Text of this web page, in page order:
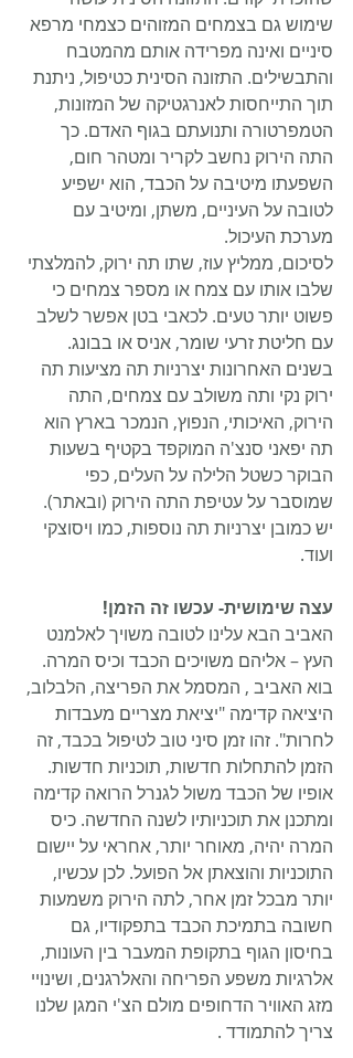
שימוש גם בצמחים המזוהים כצמחי מרפא
סיניים ואינה מפרידה אותם מהמטבח
והתבשילים. התזונה הסינית כטיפול, ניתנת
תוך התייחסות לאנרגטיקה של המזונות,
הטמפרטורה ותנועתם בגוף האדם. כך
התה הירוק נחשב לקריר ומטהר חום,
השפעתו מיטיבה על הכבד, הוא ישפיע
לטובה על העיניים, משתן, ומיטיב עם
מערכת העיכול.
לסיכום, ממליץ עוז, שתו תה ירוק, להמלצתי
שלבו אותו עם צמח או מספר צמחים כי
פשוט יותר טעים. לכאבי בטן אפשר לשלב
עם חליטת זרעי שומר, אניס או בבונג.
בשנים האחרונות יצרניות תה מציעות תה
ירוק נקי ותה משולב עם צמחים, התה
הירוק, האיכותי, הנפוץ, הנמכר בארץ הוא
תה יפאני סנצ'ה המוקפד בקטיף בשעות
הבוקר כשטל הלילה על העלים, כפי
שמוסבר על עטיפת התה הירוק (ובאתר).
יש כמובן יצרניות תה נוספות, כמו ויסוצקי
ועוד.
עצה שימושית- עכשו זה הזמן!
האביב הבא עלינו לטובה משויך לאלמנט
העץ – אליהם משויכים הכבד וכיס המרה.
בוא האביב , המסמל את הפריצה, הלבלוב,
היציאה קדימה "יציאת מצריים מעבדות
לחרות". זהו זמן סיני טוב לטיפול בכבד, זה
הזמן להתחלות חדשות, תוכניות חדשות.
אופיו של הכבד משול לגנרל הרואה קדימה
ומתכנן את תוכניותיו לשנה החדשה. כיס
המרה יהיה, מאוחר יותר, אחראי על יישום
התוכניות והוצאתן אל הפועל. לכן עכשיו,
יותר מבכל זמן אחר, לתה הירוק משמעות
חשובה בתמיכת הכבד בתפקודיו, גם
בחיסון הגוף בתקופת המעבר בין העונות,
אלרגיות משפע הפריחה והאלרגנים, ושינויי
מזג האוויר הדחופים מולם הצ'י המגן שלנו
צריך להתמודד .